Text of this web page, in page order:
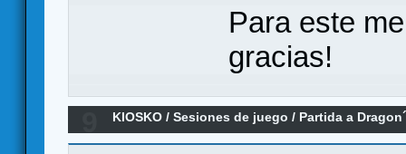
Para este
gracias!
KIOSKO /Sesiones de juego / Partida a